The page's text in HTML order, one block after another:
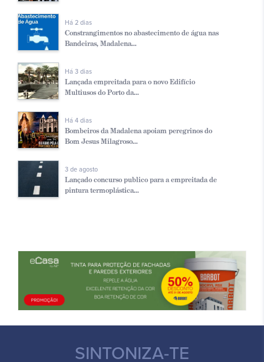
Há 2 dias
Constrangimentos no abastecimento de água nas
Bandeiras, Madalena...
Há 3 dias
Lançada empreitada para o novo Edifício
Multiusos do Porto da...
Há 4 dias
Bombeiros da Madalena apoiam peregrinos do
Bom Jesus Milagroso...
3 de agosto
Lançado concurso publico para a empreitada de
pintura termoplástica...
SINTONIZA-TE